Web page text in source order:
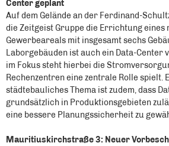
Center geplant
Auf dem Gelände an der Ferdinand-
die Zeitgeist Gruppe die Errichtung eines
Gewerbeareals mit insgesamt sechs
Laborgebäuden ist auch ein Data-Center
im Fokus steht hierbei die
Rechenzentren eine zentrale Rolle spielt.
städtebauliches Thema ist zudem, dass
grundsätzlich in Produktionsgebieten
eine bessere Planungssicherheit zu
Mauritiuskirchstraße 3: Neuer